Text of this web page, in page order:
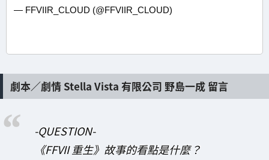
— FFVIIR_CLOUD (@FFVIIR_CLOUD)
劇本／劇情 Stella Vista 有限公司 野島一成 留言
-QUESTION-
《FFVII 重生》故事的看點是什麼？